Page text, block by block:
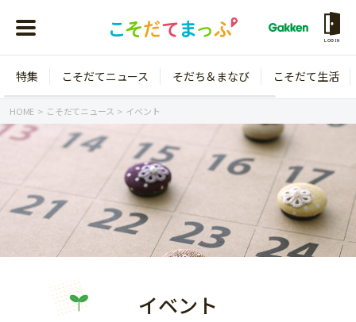
LOGIN
年齢から探す
0歳
1歳
年中
特集
こそだてニュース
特集 こそだてニュース そだち＆まなび こそだて生活
HOME こそだてニュース イベント
イベント